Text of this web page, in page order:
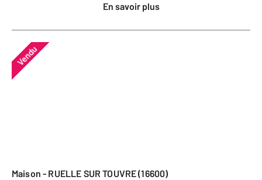
En savoir plus
Vendu
Maison - RUELLE SUR TOUVRE (16600)